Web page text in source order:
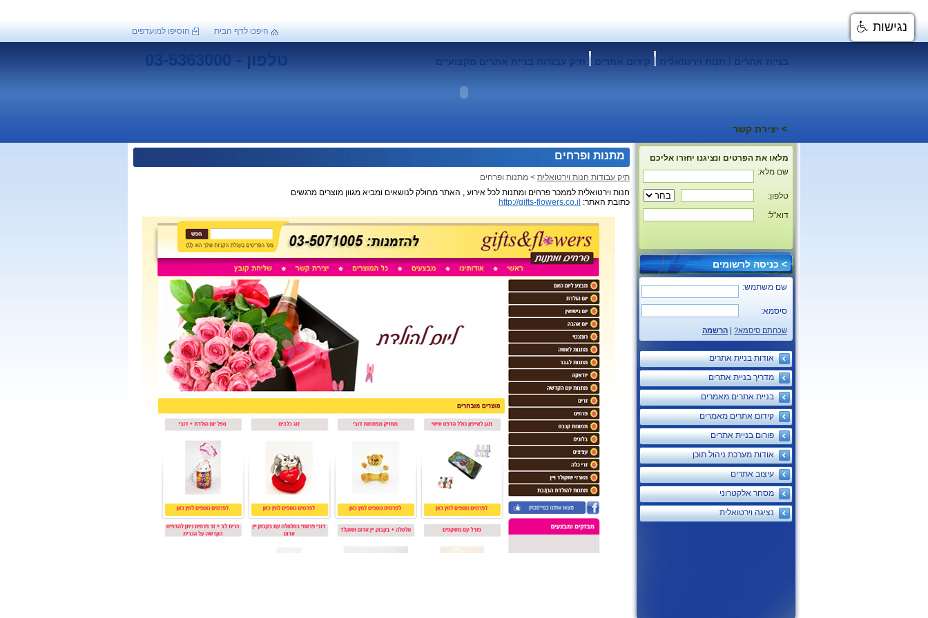
היפכו לדף הבית הוסיפו למועדפים
בניית אתרים חנות וירטואלית קידום אתרים תיק עבודות בניית אתרים מקצועיים טלפון - 03-5363000
> יצירת קשר
מלאו את הפרטים ונציגנו יחזרו אליכם
שם מלא:
טלפון:
דוא"ל:
> כניסה לרשומים
שם משתמש:
סיסמא:
שכחתם סיסמא? הרשמה
אודות בניית אתרים
מדריך בניית אתרים
בניית אתרים מאמרים
קידום אתרים מאמרים
פורום בניית אתרים
אודות מערכת ניהול תוכן
עיצוב אתרים
מסחר אלקטרוני
נציגה וירטואלית
מתנות ופרחים
תיק עבודות חנות וירטואלית > מתנות ופרחים
חנות וירטואלית לממכר פרחים ומתנות לכל אירוע , האתר מחולק לנושאים ומביא מגוון מוצרים מרגשים
כתובת האתר: http://gifts-flowers.co.il
נגישות